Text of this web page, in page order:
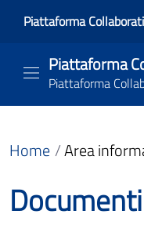
Piattaforma
Piattaforma
Piattaforma
Home Area
Documenti